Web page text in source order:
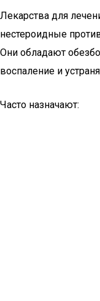
Лекарства для
нестероидные
Они обладают
воспаление и
Часто назначают: